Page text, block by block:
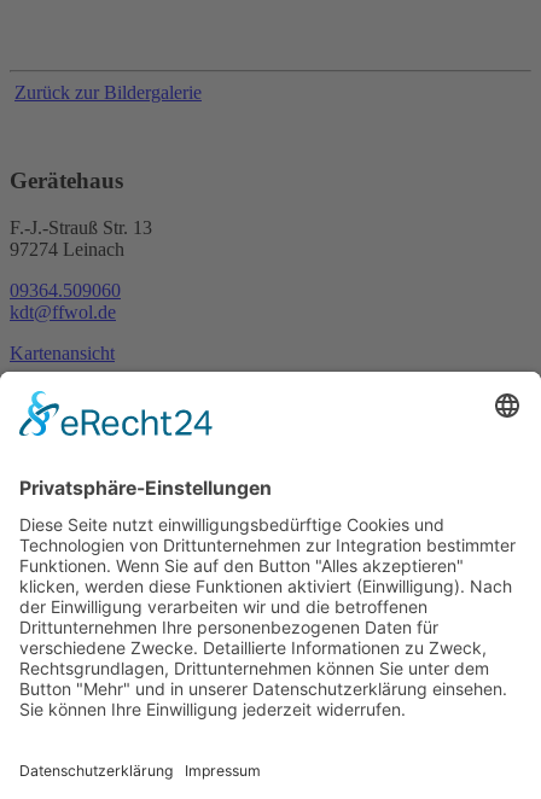
Zurück zur Bildergalerie
Gerätehaus
F.-J.-Strauß Str. 13
97274 Leinach
09364.509060
kdt@ffwol.de
Kartenansicht
Im Notfall
Kontakt
Goldstraße 41
97274 Leinach
09364.8080-20
info@ff-oberleinach.de
Kontakt
Login